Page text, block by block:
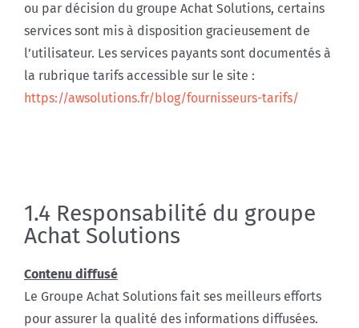
ou par décision du groupe Achat Solutions, certains
services sont mis à disposition gracieusement de
l’utilisateur. Les services payants sont documentés à
la rubrique tarifs accessible sur le site :
https://awsolutions.fr/blog/fournisseurs-tarifs/
1.4 Responsabilité du groupe
Achat Solutions
Contenu diffusé
Le Groupe Achat Solutions fait ses meilleurs efforts
pour assurer la qualité des informations diffusées.